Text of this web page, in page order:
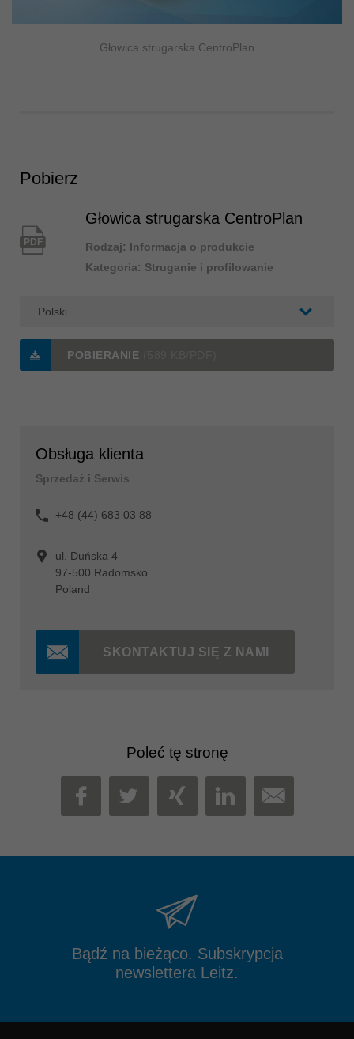
Głowica strugarska CentroPlan
Pobierz
PDF
Głowica strugarska CentroPlan
Rodzaj: Informacja o produkcie
Kategoria: Struganie i profilowanie
POBIERANIE
Obsługa klienta
Sprzedaż i Serwis
+48 (44) 683 03 88
ul. Duńska 4
97-500 Radomsko
Poland
SKONTAKTUJ SIĘ Z NAMI
Poleć tę stronę
FACEBOOK
TWITTER
XINGLINKEDIN
MAIL
Bądź na bieżąco. Subskrypcja
newslettera Leitz.